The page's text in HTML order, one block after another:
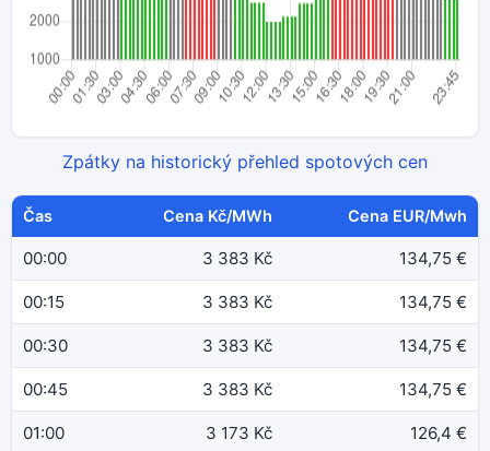
Zpátky na historický přehled spotových cen
Čas Cena Kč/MWh Cena EUR/Mwh
00:00 3 383 Kč 134,75 €
00:15 3 383 Kč 134,75 €
00:30 3 383 Kč 134,75 €
00:45 3 383 Kč 134,75 €
01:00 3 173 Kč 126,4 €